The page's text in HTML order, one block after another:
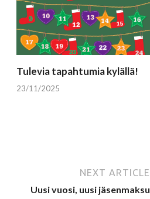
Tulevia tapahtumia kylällä!
23/11/2025
NEXT ARTICLE
Uusi vuosi, uusi jäsenmaksu